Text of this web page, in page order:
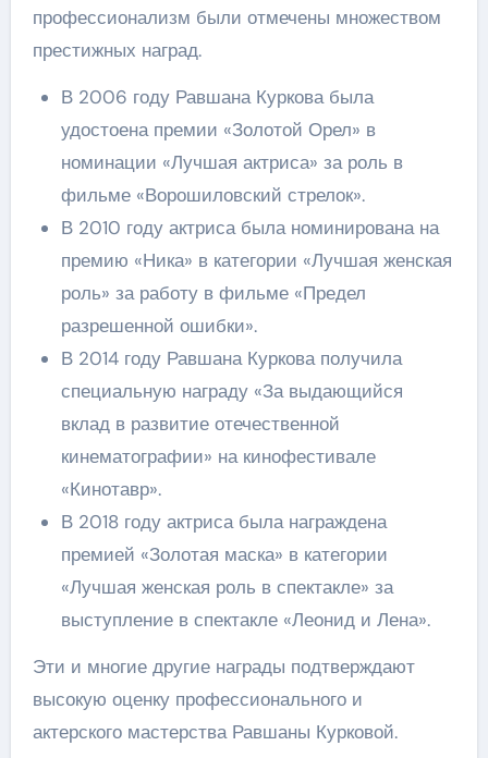
профессионализм были отмечены множеством
престижных наград.
В 2006 году Равшана Куркова была
удостоена премии «Золотой Орел» в
номинации «Лучшая актриса» за роль в
фильме «Ворошиловский стрелок».
В 2010 году актриса была номинирована на
премию «Ника» в категории «Лучшая женская
роль» за работу в фильме «Предел
разрешенной ошибки».
В 2014 году Равшана Куркова получила
специальную награду «За выдающийся
вклад в развитие отечественной
кинематографии» на кинофестивале
«Кинотавр».
В 2018 году актриса была награждена
премией «Золотая маска» в категории
«Лучшая женская роль в спектакле» за
выступление в спектакле «Леонид и Лена».
Эти и многие другие награды подтверждают
высокую оценку профессионального и
актерского мастерства Равшаны Курковой.